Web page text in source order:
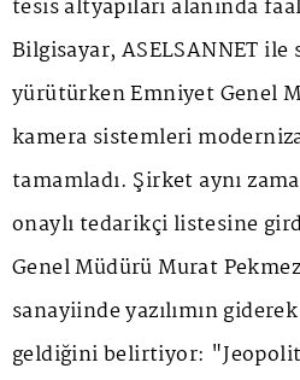
tesis altyapıları alanında
Bilgisayar, ASELSANNET
yürütürken Emniyet Genel
kamera sistemleri
tamamladı. Şirket aynı
onaylı tedarikçi listesine
Genel Müdürü Murat
sanayiinde yazılımın
geldiğini belirtiyor: